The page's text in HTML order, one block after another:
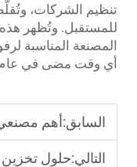
تنظيم الشركات،
للمستقبل. وتُظهر هذه
المصنعة المناسبة
أي وقت مضى في عام
السابق:أهم مصنعي
التالي:حلول تخزين